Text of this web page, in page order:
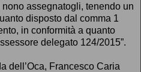
assegnatogli, tenendo un
disposto dal comma 1
in conformità a quanto
delegato 124/2015”.
dell’Oca, Francesco Caria